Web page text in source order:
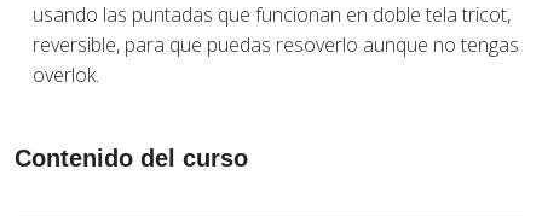
🎁🎁De regalo con tu compra te llevás la moldería de una
bombacha less tiro medio para hacer conjunto.( La de la
Incluye archivo de moldería en nido en 8 talles.
usando las puntadas que funcionan en doble tela tricot,
reversible, para que puedas resoverlo aunque no tengas
overlok.
Contenido del curso